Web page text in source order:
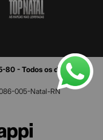
- Todos os direitos
005-Natal-RN